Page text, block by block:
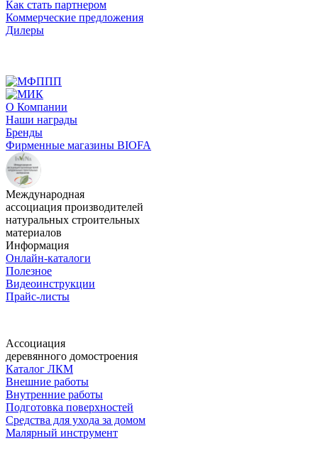
Как стать партнером
Коммерческие предложения
Дилеры
О Компании
Наши награды
Бренды
Фирменные магазины BIOFA
Международная
ассоциация производителей
натуральных строительных
материалов
Информация
Онлайн-каталоги
Полезное
Видеоинструкции
Прайс-листы
Ассоциация
деревянного домостроения
Каталог ЛКМ
Внешние работы
Внутренние работы
Подготовка поверхностей
Средства для ухода за домом
Малярный инструмент